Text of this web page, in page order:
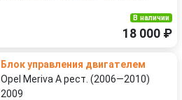
В наличии
18 000 ₽
Блок управления двигателем
Opel Meriva A рест. (2006—2010)
2009